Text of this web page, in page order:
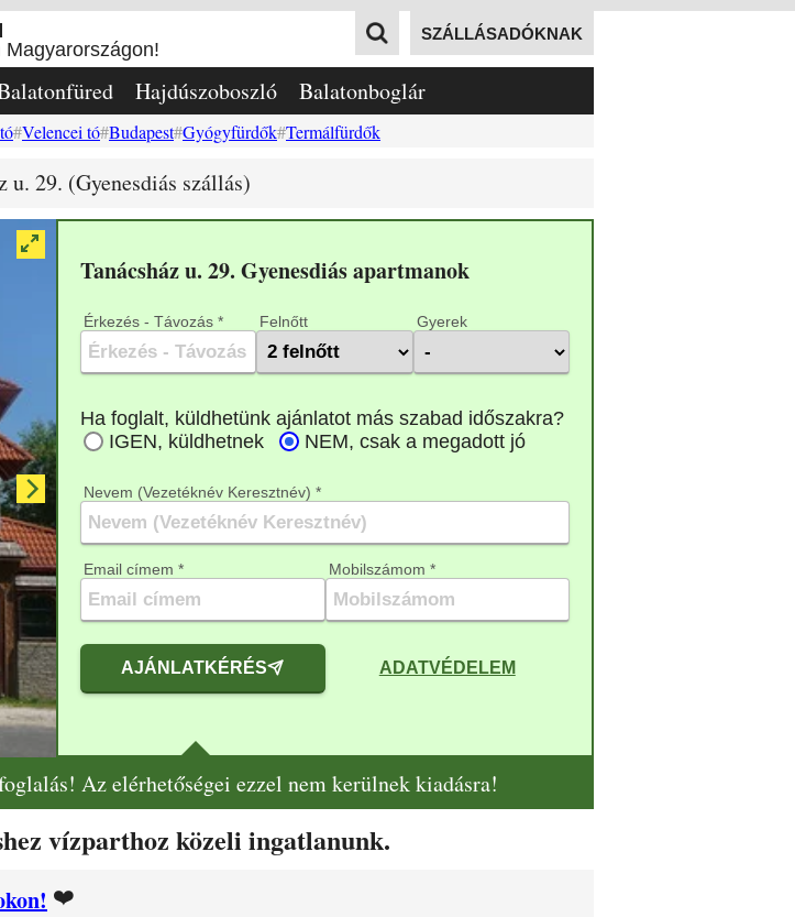
SZÁLLÁSADÓKNAK
Hajdúszoboszló Balatonboglár
Velencei tó Budapest Gyógyfürdők Termálfürdők
u. 29. (Gyenesdiás szállás)
Az elérhetőségei ezzel nem kerülnek kiadásra!
Tanácsház u. 29. Gyenesdiás apartmanok
Érkezés - Távozás * Felnőtt Gyerek
Nevem (Vezetéknév Keresztnév) *
Email címem * Mobilszámom *
AJÁNLATKÉRÉS ADATVÉDELEM
vízparthoz közeli ingatlanunk.
❤️